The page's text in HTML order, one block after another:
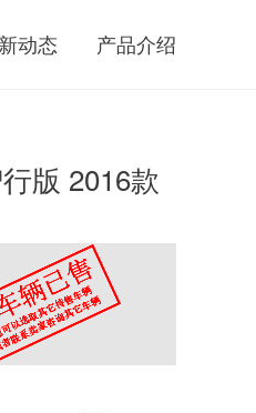
产品介绍
动态
版 2016款